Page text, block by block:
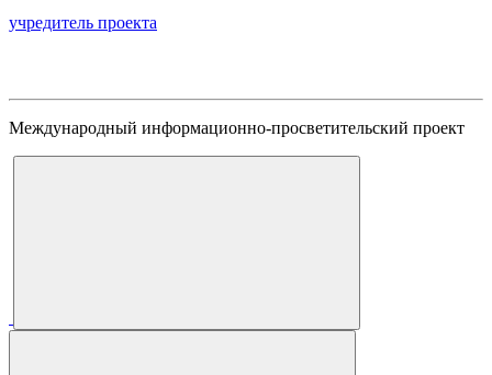
учредитель проекта
Международный информационно-просветительский проект